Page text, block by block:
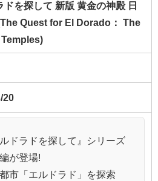
ドを探して 新版 黄金の神殿 日
Quest for El Dorado： The
20
ルドラドを探して』シリーズ
が登場!
市「エルドラド」を探索